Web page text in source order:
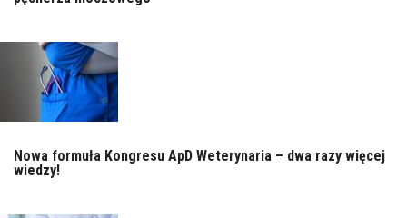
Nowa formuła Kongresu ApD Weterynaria – dwa razy więcej
wiedzy!